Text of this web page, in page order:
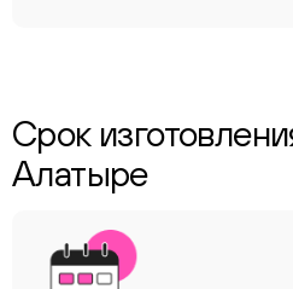
Срок
Алатыре